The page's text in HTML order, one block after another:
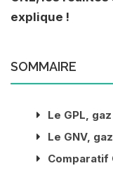
explique !
SOMMAIRE
Le GPL,
Le GNV,
Comparatif